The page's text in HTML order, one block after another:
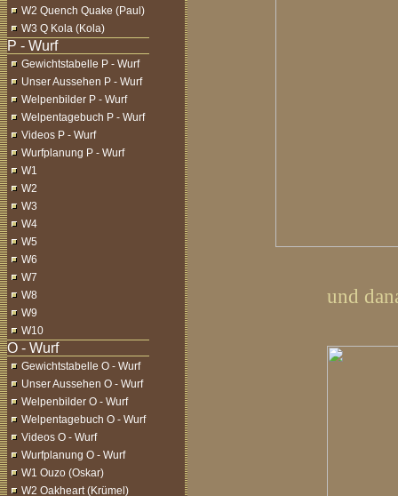
W2 Quench Quake (Paul)
W3 Q Kola (Kola)
Gewichtstabelle P - Wurf
Unser Aussehen P - Wurf
Welpenbilder P - Wurf
Welpentagebuch P - Wurf
Videos P - Wurf
Wurfplanung P - Wurf
W1
W2
W3
W4
W5
W6
W7
W8
W9
W10
Gewichtstabelle O - Wurf
Unser Aussehen O - Wurf
Welpenbilder O - Wurf
Welpentagebuch O - Wurf
Videos O - Wurf
Wurfplanung O - Wurf
W1 Ouzo (Oskar)
W2 Oakheart (Krümel)
und